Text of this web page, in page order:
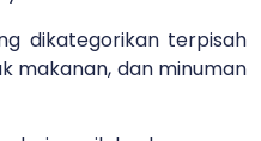
dikategorikan terpisah
makanan, dan minuman